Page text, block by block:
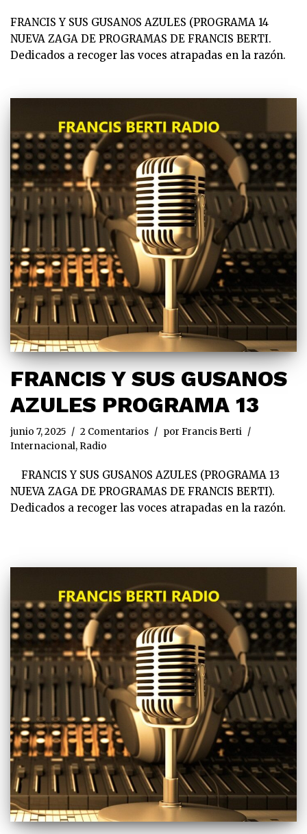
FRANCIS Y SUS GUSANOS AZULES (PROGRAMA 14
NUEVA ZAGA DE PROGRAMAS DE FRANCIS BERTI.
Dedicados a recoger las voces atrapadas en la razón.
FRANCIS Y SUS GUSANOS
AZULES PROGRAMA 13
junio 7, 2025 2 Comentarios por Francis Berti
Internacional, Radio
FRANCIS Y SUS GUSANOS AZULES (PROGRAMA 13
NUEVA ZAGA DE PROGRAMAS DE FRANCIS BERTI).
Dedicados a recoger las voces atrapadas en la razón.